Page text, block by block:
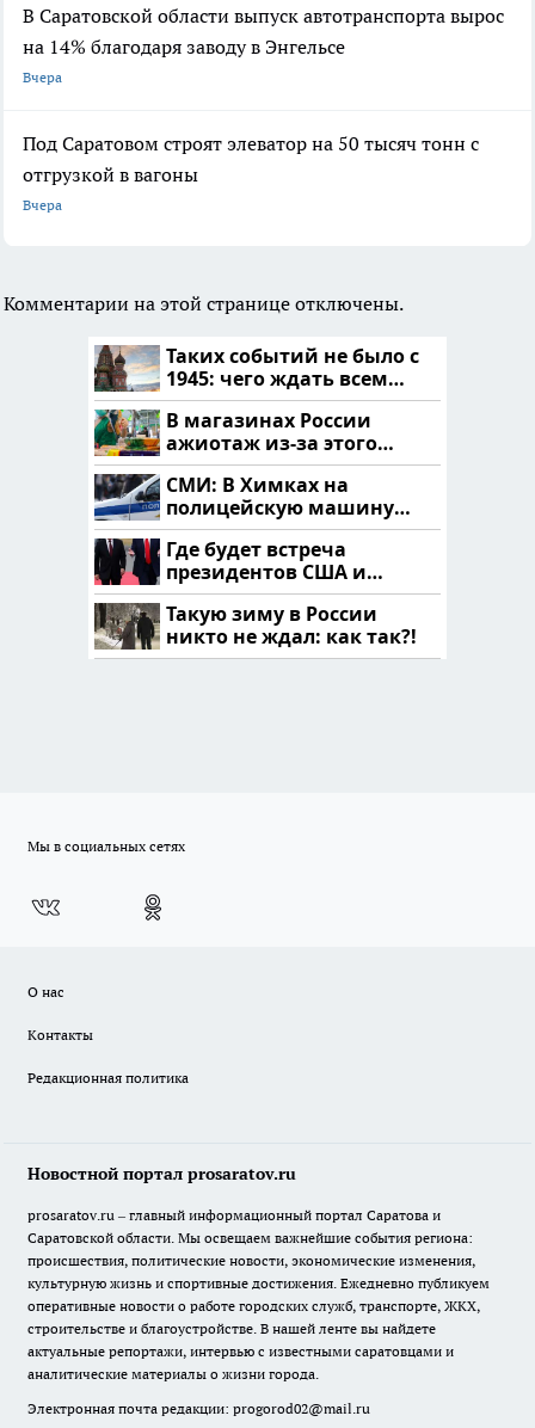
В Саратовской области выпуск автотранспорта вырос
на 14% благодаря заводу в Энгельсе
Вчера
Под Саратовом строят элеватор на 50 тысяч тонн с
отгрузкой в вагоны
Вчера
Комментарии на этой странице отключены.
Таких событий не было с
1945: чего ждать всем
нам?
В магазинах России
ажиотаж из-за этого
продукта: что купить?
СМИ: В Химках на
полицейскую машину
напали и подожгли.
Где будет встреча
президентов США и
России: Европа?
Такую зиму в России
никто не ждал: как так?!
Мы в социальных сетях
О нас
Контакты
Редакционная политика
Новостной портал prosaratov.ru
prosaratov.ru – главный информационный портал Саратова и
Саратовской области. Мы освещаем важнейшие события региона:
происшествия, политические новости, экономические изменения,
культурную жизнь и спортивные достижения. Ежедневно публикуем
оперативные новости о работе городских служб, транспорте, ЖКХ,
строительстве и благоустройстве. В нашей ленте вы найдете
актуальные репортажи, интервью с известными саратовцами и
аналитические материалы о жизни города.
Электронная почта редакции: progorod02@mail.ru